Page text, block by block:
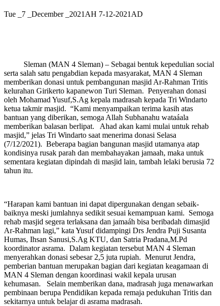
Tue _7 _December _2021AH 7-12-2021AD
Sleman (MAN 4 Sleman) – Sebagai bentuk kepedulian social
serta salah satu pengabdian kepada masyarakat, MAN 4 Sleman
memberikan donasi untuk pembangunan masjid Ar-Rahman Tritis
kelurahan Girikerto kapanewon Turi Sleman. Penyerahan donasi
oleh Mohamad Yusuf,S.Ag kepala madrasah kepada Tri Windarto
ketua takmir masjid. “Kami menyampaikan terima kasih atas
bantuan yang diberikan, semoga Allah Subhanahu wataáala
memberikan balasan berlipat. Ahad akan kami mulai untuk rehab
masjid,” jelas Tri Windarto saat menerima donasi Selasa
(7/12/2021). Beberapa bagian bangunan masjid utamanya atap
kondisinya rusak parah dan membahayakan jamaah, maka untuk
sementara kegiatan dipindah di masjid lain, tambah lelaki berusia 72
tahun itu.
“Harapan kami bantuan ini dapat dipergunakan dengan sebaik-
baiknya meski jumlahnya sedikit sesuai kemampuan kami. Semoga
rehab masjid segera terlaksana dan jamaáh bisa beribadah dimasjid
Ar-Rahman lagi,” kata Yusuf didampingi Drs Jendra Puji Susanta
Humas, Ihsan Sanusi,S.Ag KTU, dan Satria Pradana,M.Pd
koordinator asrama. Dalam kegiatan tersebut MAN 4 Sleman
menyerahkan donasi sebesar 2,5 juta rupiah. Menurut Jendra,
pemberian bantuan merupakan bagian dari kegiatan keagamaan di
MAN 4 Sleman dengan koordinasi wakil kepala urusan
kehumasan. Selain memberikan dana, madrasah juga menawarkan
pembinaan berupa Pendidikan kepada remaja pedukuhan Tritis dan
sekitarnya untuk belajar di asrama madrasah.